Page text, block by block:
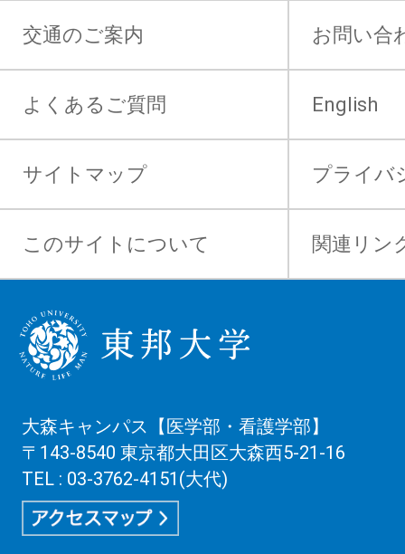
交通のご案内 お問い合
よくあるご質問 English
サイトマップ プライバ
このサイトについて 関連リン
大森キャンパス【医学部・看護学部】
〒143-8540 東京都大田区大森西5-21-16
TEL : 03-3762-4151(大代)